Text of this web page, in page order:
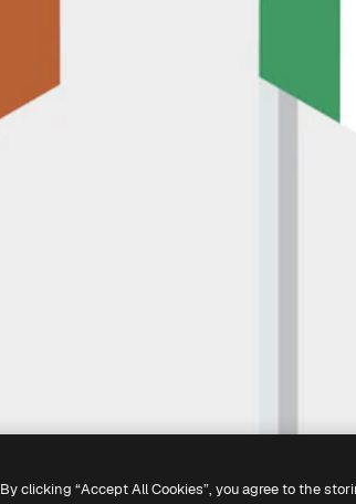
By clicking “Accept All Cookies”, you agree to the